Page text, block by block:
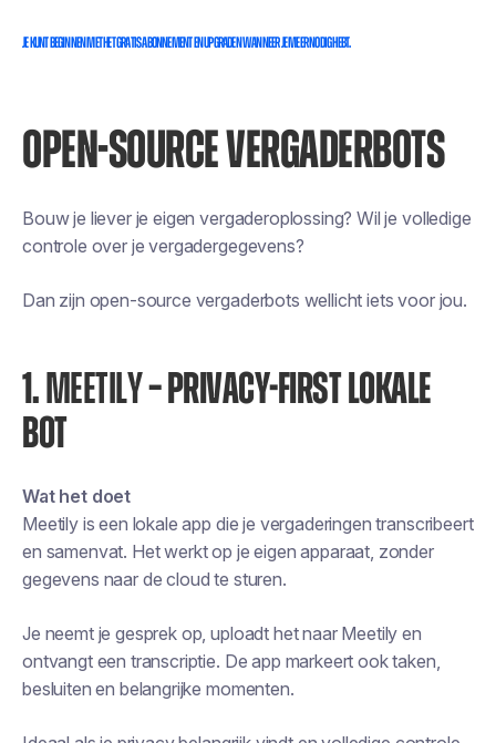
Je kunt beginnen met het gratis abonnement en upgraden wanneer je meer nodig hebt.
OPEN-SOURCE VERGADERBOTS
Bouw je liever je eigen vergaderoplossing? Wil je volledige
controle over je vergadergegevens?
Dan zijn open-source vergaderbots wellicht iets voor jou.
1. MEETILY– PRIVACY-FIRST LOKALE
BOT
Wat het doet
Meetily is een lokale app die je vergaderingen transcribeert
en samenvat. Het werkt op je eigen apparaat, zonder
gegevens naar de cloud te sturen.
Je neemt je gesprek op, uploadt het naar Meetily en
ontvangt een transcriptie. De app markeert ook taken,
besluiten en belangrijke momenten.